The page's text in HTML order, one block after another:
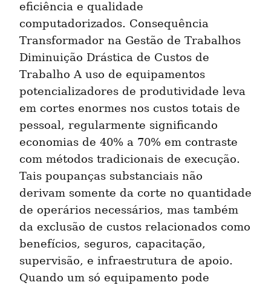
eficiência e qualidade
computadorizados. Consequência
Transformador na Gestão de Trabalhos
Diminuição Drástica de Custos de
Trabalho A uso de equipamentos
potencializadores de produtividade leva
em cortes enormes nos custos totais de
pessoal, regularmente significando
economias de 40% a 70% em contraste
com métodos tradicionais de execução.
Tais poupanças substanciais não
derivam somente da corte no quantidade
de operários necessários, mas também
da exclusão de custos relacionados como
benefícios, seguros, capacitação,
supervisão, e infraestrutura de apoio.
Quando um só equipamento pode